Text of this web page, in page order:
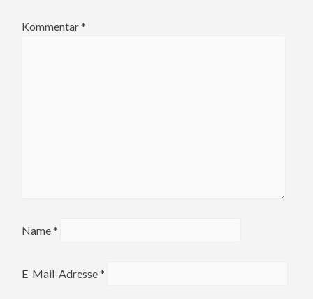
Kommentar*
Name*
E-Mail-Adresse*